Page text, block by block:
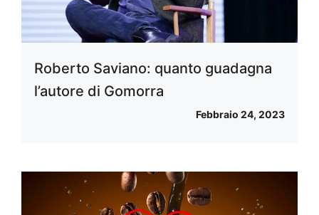
Roberto Saviano: quanto guadagna
l’autore di Gomorra
Febbraio 24, 2023